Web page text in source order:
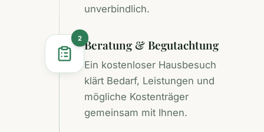
unverbindlich.
2 Beratung & Begutachtung
Ein kostenloser Hausbesuch
klärt Bedarf, Leistungen und
mögliche Kostenträger
gemeinsam mit Ihnen.